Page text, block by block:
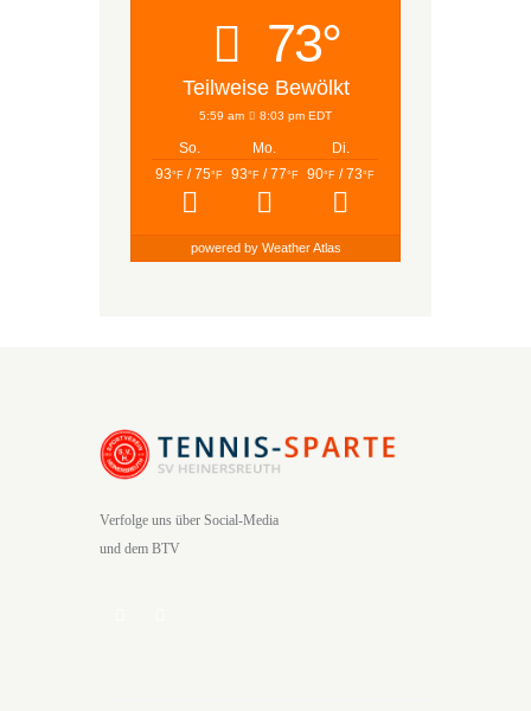
73°
Teilweise Bewölkt
5:59 am 8:03 pm EDT
So. Mo.
Di.
93°F / 75°F 93°F/ 77°F 90°F/ 73°F
powered by Weather Atlas
Verfolge uns über Social-Media
und dem BTV